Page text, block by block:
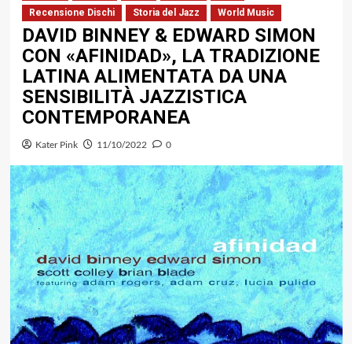
Recensione Dischi
Storia del Jazz World Music
DAVID BINNEY & EDWARD SIMON
CON «AFINIDAD», LA TRADIZIONE
LATINA ALIMENTATA DA UNA
SENSIBILITÀ JAZZISTICA
CONTEMPORANEA
Kater Pink 11/10/2022 0